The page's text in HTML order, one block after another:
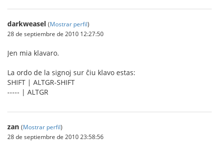
darkweasel (Mostrar perfil)
28 de septiembre de 2010 12:27:50
Jen mia klavaro.
La ordo de la signoj sur ĉiu klavo estas:
SHIFT | ALTGR-SHIFT
----- | ALTGR
zan (Mostrar perfil)
28 de septiembre de 2010 23:58:56